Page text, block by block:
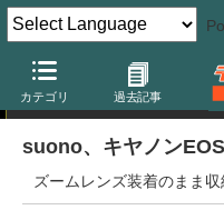
カテゴリ 過去記事
ニュース
suono、キヤノン
ズームレンズ装着のまま